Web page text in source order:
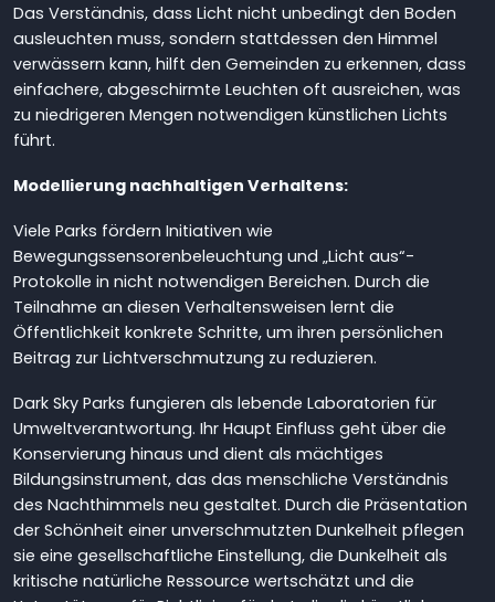
Das Verständnis, dass Licht nicht unbedingt den Boden
ausleuchten muss, sondern stattdessen den Himmel
verwässern kann, hilft den Gemeinden zu erkennen, dass
einfachere, abgeschirmte Leuchten oft ausreichen, was
zu niedrigeren Mengen notwendigen künstlichen Lichts
führt.
Modellierung nachhaltigen Verhaltens:
Viele Parks fördern Initiativen wie
Bewegungssensorenbeleuchtung und „Licht aus“-
Protokolle in nicht notwendigen Bereichen. Durch die
Teilnahme an diesen Verhaltensweisen lernt die
Öffentlichkeit konkrete Schritte, um ihren persönlichen
Beitrag zur Lichtverschmutzung zu reduzieren.
Dark Sky Parks fungieren als lebende Laboratorien für
Umweltverantwortung. Ihr Haupt Einfluss geht über die
Konservierung hinaus und dient als mächtiges
Bildungsinstrument, das das menschliche Verständnis
des Nachthimmels neu gestaltet. Durch die Präsentation
der Schönheit einer unverschmutzten Dunkelheit pflegen
sie eine gesellschaftliche Einstellung, die Dunkelheit als
kritische natürliche Ressource wertschätzt und die